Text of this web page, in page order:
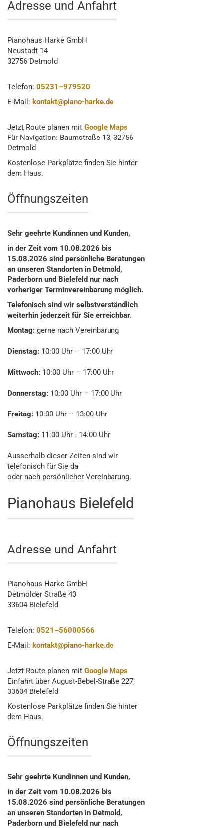
Adresse und Anfahrt
Pianohaus Harke GmbH
Neustadt 14
32756 Detmold
Telefon: 05231–979520
E-Mail: kontakt@piano-harke.de
Jetzt Route planen mit Google Maps
Für Navigation: Baumstraße 13, 32756
Detmold
Kostenlose Parkplätze finden Sie hinter
dem Haus.
Öffnungszeiten
Sehr geehrte Kundinnen und Kunden,
in der Zeit vom 10.08.2026 bis
15.08.2026 sind persönliche Beratungen
an unseren Standorten in Detmold,
Paderborn und Bielefeld nur nach
vorheriger Terminvereinbarung möglich.
Telefonisch sind wir selbstverständlich
weiterhin jederzeit für Sie erreichbar.
Montag: gerne nach Vereinbarung
Dienstag: 10:00 Uhr – 17:00 Uhr
Mittwoch: 10:00 Uhr – 17:00 Uhr
Donnerstag: 10:00 Uhr – 17:00 Uhr
Freitag: 10:00 Uhr – 13:00 Uhr
Samstag: 11:00 Uhr - 14:00 Uhr
Ausserhalb dieser Zeiten sind wir
telefonisch für Sie da
oder nach persönlicher Vereinbarung.
Pianohaus Bielefeld
Adresse und Anfahrt
Pianohaus Harke GmbH
Detmolder Straße 43
33604 Bielefeld
Telefon: 0521–56000566
E-Mail: kontakt@piano-harke.de
Jetzt Route planen mit Google Maps
Einfahrt über August-Bebel-Straße 227,
33604 Bielefeld
Kostenlose Parkplätze finden Sie hinter
dem Haus.
Öffnungszeiten
Sehr geehrte Kundinnen und Kunden,
in der Zeit vom 10.08.2026 bis
15.08.2026 sind persönliche Beratungen
an unseren Standorten in Detmold,
Paderborn und Bielefeld nur nach